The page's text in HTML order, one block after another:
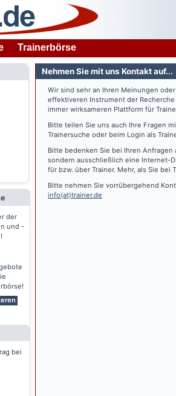
Trainerbörse
der
und -
bei
Nehmen Sie mit uns Kontakt auf...
Wir sind sehr an Ihren Meinungen
effektiveren Instrument der
immer wirksameren Plattform für
Bitte teilen Sie uns auch Ihre Fragen
Trainersuche oder beim Login als
Bitte bedenken Sie bei Ihren
sondern ausschließlich eine Internet-
für bzw. über Trainer. Mehr, als Sie bei
Bitte nehmen Sie vorrübergehend
info(at)trainer.de